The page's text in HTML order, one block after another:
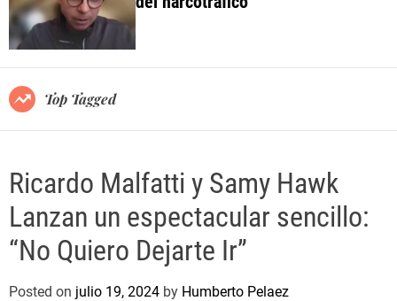
o
e
Top Tagged
Ricardo Malfatti y Samy Hawk
Lanzan un espectacular sencillo:
“No Quiero Dejarte Ir”
Posted on julio 19, 2024 by Humberto Pelaez